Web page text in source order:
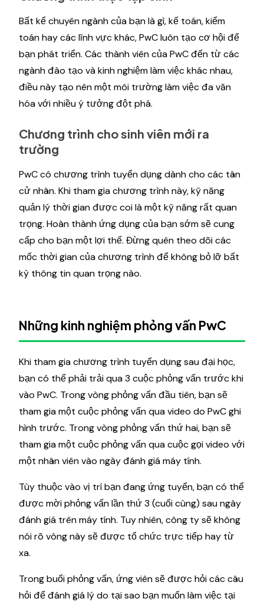
Bất kể chuyên ngành của bạn là gì, kế toán, kiểm
toán hay các lĩnh vực khác, PwC luôn tạo cơ hội để
bạn phát triển. Các thành viên của PwC đến từ các
ngành đào tạo và kinh nghiệm làm việc khác nhau,
điều này tạo nên một môi trường làm việc đa văn
hóa với nhiều ý tưởng đột phá.
Chương trình cho sinh viên mới ra
trường
PwC có chương trình tuyển dụng dành cho các tân
cử nhân. Khi tham gia chương trình này, kỹ năng
quản lý thời gian được coi là một kỹ năng rất quan
trọng. Hoàn thành ứng dụng của bạn sớm sẽ cung
cấp cho bạn một lợi thế. Đừng quên theo dõi các
mốc thời gian của chương trình để không bỏ lỡ bất
kỳ thông tin quan trọng nào.
Những kinh nghiệm phỏng vấn PwC
Khi tham gia chương trình tuyển dụng sau đại học,
bạn có thể phải trải qua 3 cuộc phỏng vấn trước khi
vào PwC. Trong vòng phỏng vấn đầu tiên, bạn sẽ
tham gia một cuộc phỏng vấn qua video do PwC ghi
hình trước. Trong vòng phỏng vấn thứ hai, bạn sẽ
tham gia một cuộc phỏng vấn qua cuộc gọi video với
một nhân viên vào ngày đánh giá máy tính.
Tùy thuộc vào vị trí bạn đang ứng tuyển, bạn có thể
được mời phỏng vấn lần thứ 3 (cuối cùng) sau ngày
đánh giá trên máy tính. Tuy nhiên, công ty sẽ không
nói rõ vòng này sẽ được tổ chức trực tiếp hay từ
xa.
Trong buổi phỏng vấn, ứng viên sẽ được hỏi các câu
hỏi để đánh giá lý do tại sao bạn muốn làm việc tại